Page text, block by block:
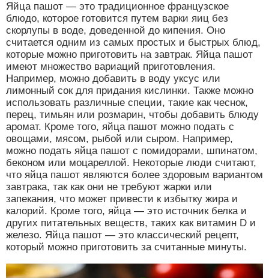
Яйца пашот — это традиционное французское
блюдо, которое готовится путем варки яиц без
скорлупы в воде, доведенной до кипения. Оно
считается одним из самых простых и быстрых блюд,
которые можно приготовить на завтрак. Яйца пашот
имеют множество вариаций приготовления.
Например, можно добавить в воду уксус или
лимонный сок для придания кислинки. Также можно
использовать различные специи, такие как чеснок,
перец, тимьян или розмарин, чтобы добавить блюду
аромат. Кроме того, яйца пашот можно подать с
овощами, мясом, рыбой или сыром. Например,
можно подать яйца пашот с помидорами, шпинатом,
беконом или моцареллой. Некоторые люди считают,
что яйца пашот являются более здоровым вариантом
завтрака, так как они не требуют жарки или
запекания, что может привести к избытку жира и
калорий. Кроме того, яйца — это источник белка и
других питательных веществ, таких как витамин D и
железо. Яйца пашот — это классический рецепт,
который можно приготовить за считанные минуты.